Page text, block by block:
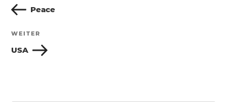
BeitragPeace
Nächster
Beitrag
WEITER
USA